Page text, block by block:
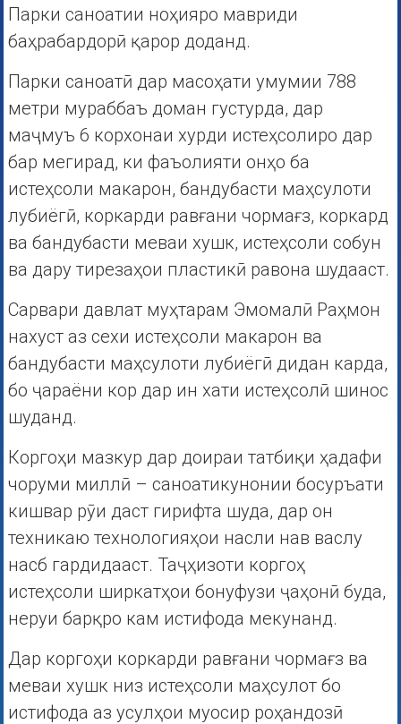
Парки саноатии ноҳияро мавриди
баҳрабардорӣ қарор доданд.
Парки саноатӣ дар масоҳати умумии 788
метри мураббаъ доман густурда, дар
маҷмуъ 6 корхонаи хурди истеҳсолиро дар
бар мегирад, ки фаъолияти онҳо ба
истеҳсоли макарон, бандубасти маҳсулоти
лубиёгӣ, коркарди равғани чормағз, коркард
ва бандубасти меваи хушк, истеҳсоли собун
ва дару тирезаҳои пластикӣ равона шудааст.
Сарвари давлат муҳтарам Эмомалӣ Раҳмон
нахуст аз сехи истеҳсоли макарон ва
бандубасти маҳсулоти лубиёгӣ дидан карда,
бо ҷараёни кор дар ин хати истеҳсолӣ шинос
шуданд.
Коргоҳи мазкур дар доираи татбиқи ҳадафи
чоруми миллӣ – саноатикунонии босуръати
кишвар рӯи даст гирифта шуда, дар он
техникаю технологияҳои насли нав васлу
насб гардидааст. Таҷҳизоти коргоҳ
истеҳсоли ширкатҳои бонуфузи ҷаҳонӣ буда,
неруи барқро кам истифода мекунанд.
Дар коргоҳи коркарди равғани чормағз ва
меваи хушк низ истеҳсоли маҳсулот бо
истифода аз усулҳои муосир роҳандозӣ